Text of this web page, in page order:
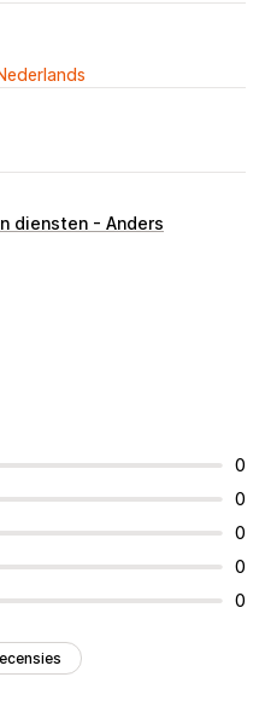
diensten - Anders
0
0
0
0
0